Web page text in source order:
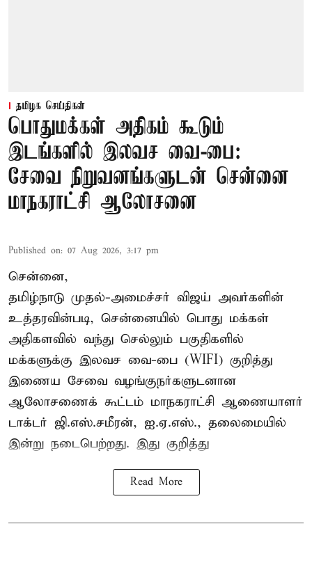
தமிழக செய்திகள்
பொதுமக்கள் அதிகம் கூடும்
இடங்களில் இலவச வை-பை:
சேவை நிறுவனங்களுடன் சென்னை
மாநகராட்சி ஆலோசனை
Published on: 07 Aug 2026, 3:17 pm
சென்னை,
தமிழ்நாடு முதல்-அமைச்சர் விஜய் அவர்களின்
உத்தரவின்படி, சென்னையில் பொது மக்கள்
அதிகளவில் வந்து செல்லும் பகுதிகளில்
மக்களுக்கு இலவச வை-பை (WIFI) குறித்து
இணைய சேவை வழங்குநர்களுடனான
ஆலோசணைக் கூட்டம் மாநகராட்சி ஆணையாளர்
டாக்டர் ஜி.எஸ்.சமீரன், ஐ.ஏ.எஸ்., தலைமையில்
இன்று நடைபெற்றது. இது குறித்து
Read More